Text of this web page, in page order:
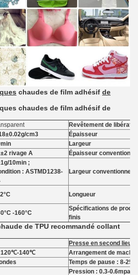
chaudes de film adhésif de
chaudes de film adhésif de
Revêtement de
cm3
Épaisseur
Largeur
rivage A
Épaisseur
10min ;
: ASTMD1238-
Largeur conventionnelle
Longueur
-160°C
Spécifications de
finis
de TPU recommandé collant
Presse en second lieu
120℃-140℃
Arrangement de
Temps de pause : 8-
Pression : 0.3-0.6mpa